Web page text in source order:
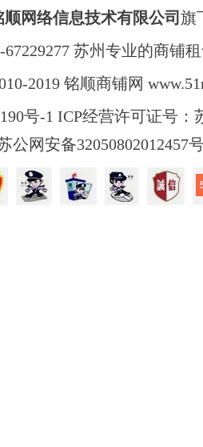
顺网络信息技术有限公司 旗
67229277 苏州专业的商铺
2019 铭顺商铺网
号-1 ICP经营许可证号：
公网安备32050802012457